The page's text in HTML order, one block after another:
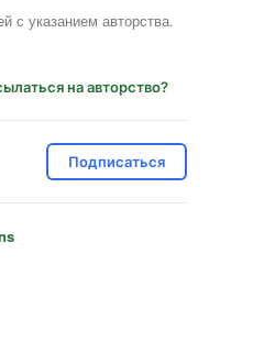
с указанием авторства.
на авторство?
Подписаться